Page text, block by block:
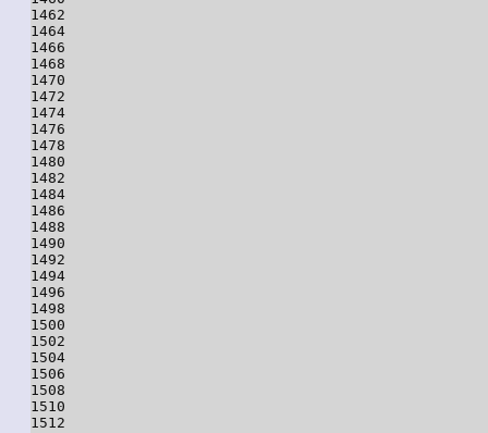
1462
1464
1466
1468
1470
1472
1474
1476
1478
1480
1482
1484
1486
1488
1490
1492
1494
1496
1498
1500
1502
1504
1506
1508
1510
1512